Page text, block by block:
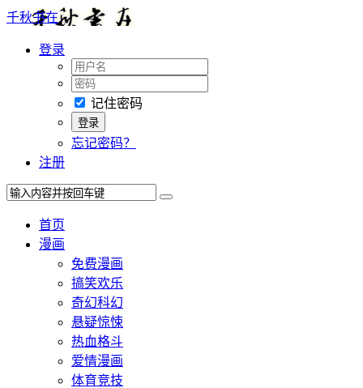
千秋书在
登录
记住密码
忘记密码？
注册
首页
漫画
免费漫画
搞笑欢乐
奇幻科幻
悬疑惊悚
热血格斗
爱情漫画
体育竞技